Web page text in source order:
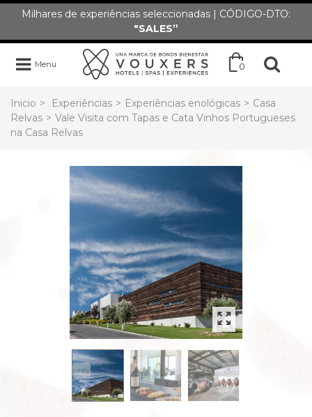
Milhares de experiências seleccionadas | CÓDIGO-DTO:
"SALES”
Menu 0
Inicio > Experiências > Experiências enológicas > Casa
Relvas > Vale Visita com Tapas e Cata Vinhos Portugueses
na Casa Relvas
prev next